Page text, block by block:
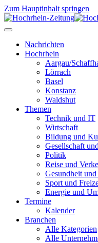
Zum Hauptinhalt springen
Nachrichten
Hochrhein
Aargau/
Lörrach
Basel
Konstanz
Waldshut
Themen
Technik und IT
Wirtschaft
Bildung und
Gesellschaft
Politik
Reise und
Gesundheit
Sport und
Energie und
Termine
Kalender
Branchen
Alle Kategorien
Alle